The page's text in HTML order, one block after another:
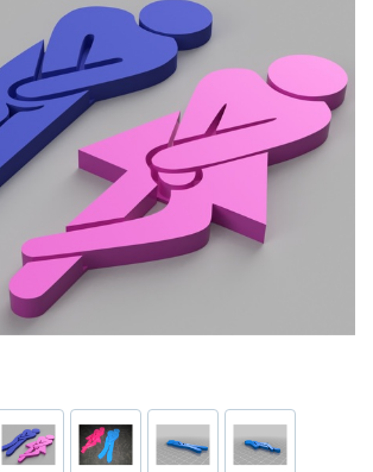
скидки
подарков
Доступ в закрытый клуб
GOOGLE
"Отправить", вы даете согласие на обработку
персональных данных
Отправить
"Отправить", вы даете согласие на обработку
персональных данных
соц сети
ЧЕРЕЗ GOOGLE
Отправить
"Отправить", вы даете согласие на обработку
персональных данных